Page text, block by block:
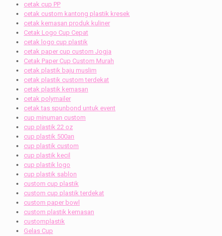
cetak cup PP
cetak custom kantong plastik kresek
cetak kemasan produk kuliner
Cetak Logo Cup Cepat
cetak logo cup plastik
cetak paper cup custom Jogja
Cetak Paper Cup Custom Murah
cetak plastik baju muslim
cetak plastik custom terdekat
cetak plastik kemasan
cetak polymailer
cetak tas spunbond untuk event
cup minuman custom
cup plastik 22 oz
cup plastik 500an
cup plastik custom
cup plastik kecil
cup plastik logo
cup plastik sablon
custom cup plastik
custom cup plastik terdekat
custom paper bowl
custom plastik kemasan
customplastik
Gelas Cup